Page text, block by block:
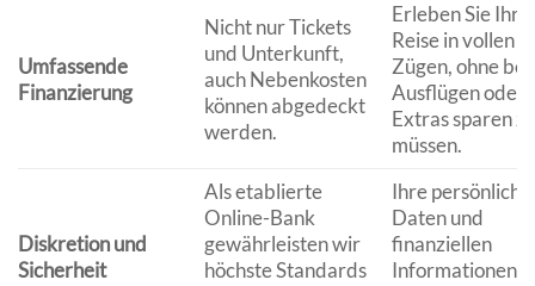
Umfassende
Finanzierung
Nicht nur Tickets
und Unterkunft,
auch Nebenkosten
können abgedeckt
werden.
Erleben Sie Ihre
Reise in vollen
Zügen, ohne bei
Ausflügen oder
Extras sparen zu
müssen.
Diskretion und
Sicherheit
Als etablierte
Online-Bank
gewährleisten wir
höchste Standards
Ihre
Daten und
finanziellen
Informationen